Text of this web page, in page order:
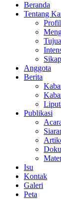
Beranda
Tentang
Anggota
Berita
Publikasi
Isu
Kontak
Galeri
Peta